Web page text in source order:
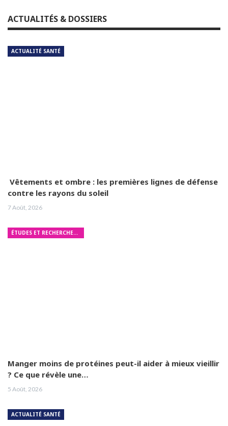
ACTUALITÉS & DOSSIERS
ACTUALITÉ SANTÉ
Vêtements et ombre : les premières lignes de défense
contre les rayons du soleil
7 Août, 2026
ÉTUDES ET RECHERCHES MÉDICALES
Manger moins de protéines peut-il aider à mieux vieillir
? Ce que révèle une…
5 Août, 2026
ACTUALITÉ SANTÉ